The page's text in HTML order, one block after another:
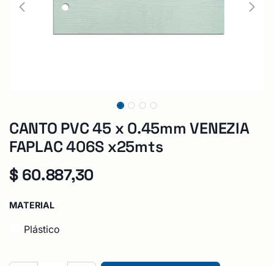
CANTO PVC 45 x 0.45mm VENEZIA
FAPLAC 406S x25mts
$ 60.887,30
MATERIAL
Plástico